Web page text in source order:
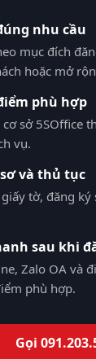
nhu cầu
mục đích
hoặc mở
phù hợp
cơ sở 5SOffice
vụ.
và thủ tục
tờ, đăng ký
sau khi
Zalo OA và
phù hợp.
Gọi